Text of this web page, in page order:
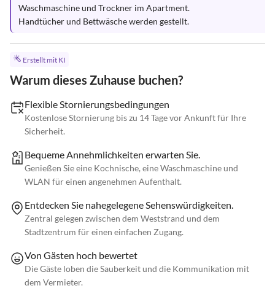
Waschmaschine und Trockner im Apartment.
Handtücher und Bettwäsche werden gestellt.
Erstellt mit KI
Warum dieses Zuhause buchen?
Flexible Stornierungsbedingungen
Kostenlose Stornierung bis zu 14 Tage vor Ankunft für Ihre
Sicherheit.
Bequeme Annehmlichkeiten erwarten Sie.
Genießen Sie eine Kochnische, eine Waschmaschine und
WLAN für einen angenehmen Aufenthalt.
Entdecken Sie nahegelegene Sehenswürdigkeiten.
Zentral gelegen zwischen dem Weststrand und dem
Stadtzentrum für einen einfachen Zugang.
Von Gästen hoch bewertet
Die Gäste loben die Sauberkeit und die Kommunikation mit
dem Vermieter.